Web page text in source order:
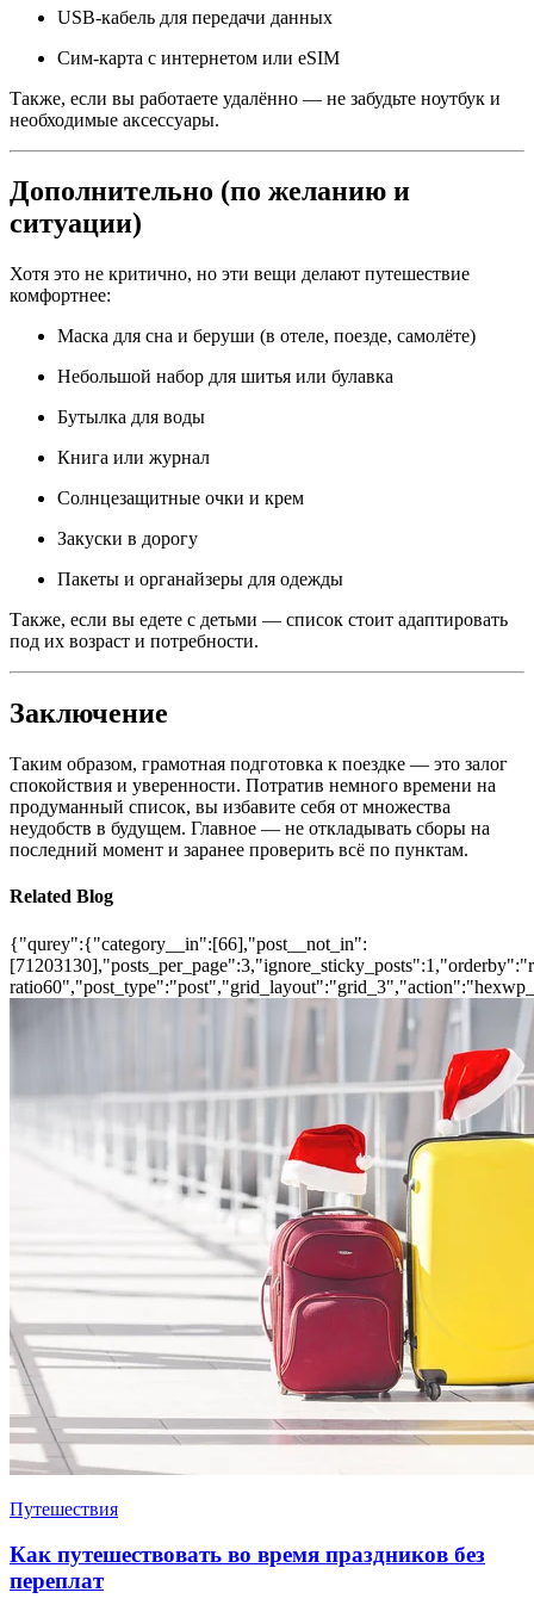
USB-кабель для передачи данных
Сим-карта с интернетом или eSIM
Также, если вы работаете удалённо — не забудьте ноутбук и
необходимые аксессуары.
Дополнительно (по желанию и
ситуации)
Хотя это не критично, но эти вещи делают путешествие
комфортнее:
Маска для сна и беруши (в отеле, поезде, самолёте)
Небольшой набор для шитья или булавка
Бутылка для воды
Книга или журнал
Солнцезащитные очки и крем
Закуски в дорогу
Пакеты и органайзеры для одежды
Также, если вы едете с детьми — список стоит адаптировать
под их возраст и потребности.
Заключение
Таким образом, грамотная подготовка к поездке — это залог
спокойствия и уверенности. Потратив немного времени на
продуманный список, вы избавите себя от множества
неудобств в будущем. Главное — не откладывать сборы на
последний момент и заранее проверить всё по пунктам.
Related Blog
{"qurey":{"category__in":[66],"post__not_in":
Путешествия
Как путешествовать во время праздников без
переплат